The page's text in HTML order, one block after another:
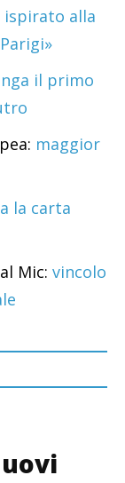
ispirato alla
il primo
maggior
la carta
Mic: vincolo